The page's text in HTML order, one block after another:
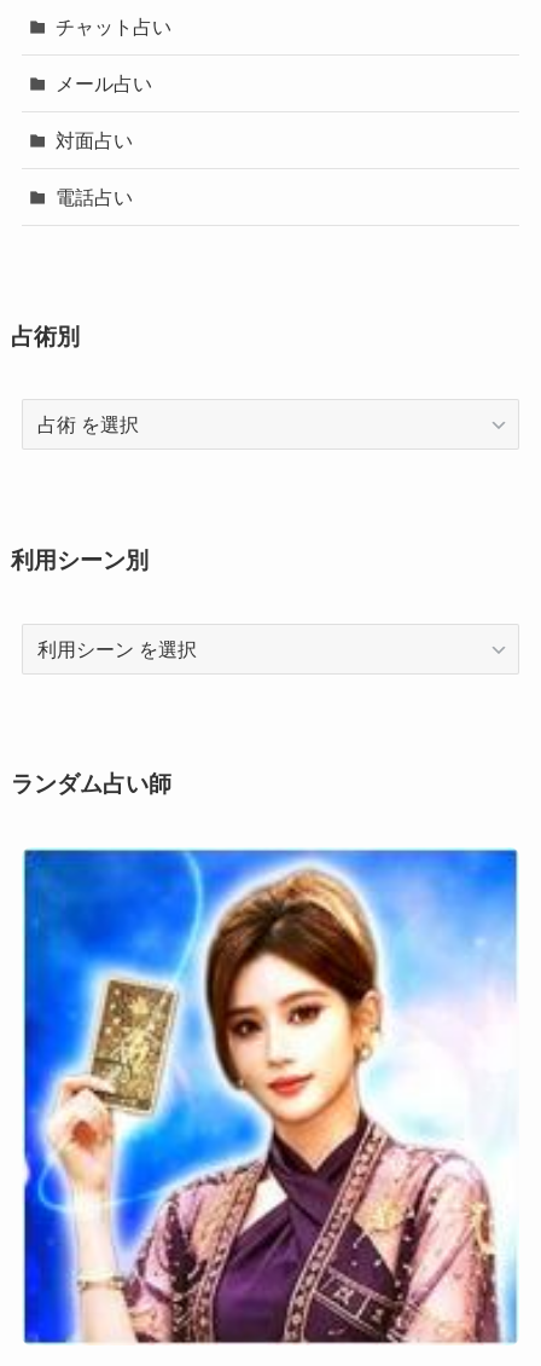
チャット占い
メール占い
対面占い
電話占い
占術別
術
利用シーン別
利
用
ン
ランダム占い師